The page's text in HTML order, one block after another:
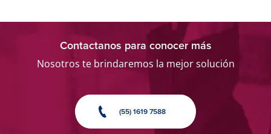
Contactanos para conocer más
Nosotros te brindaremos la mejor solución
(55) 1619 7588